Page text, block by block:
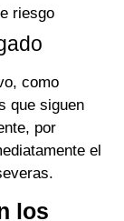
riesgo
como
que siguen
por
el
los